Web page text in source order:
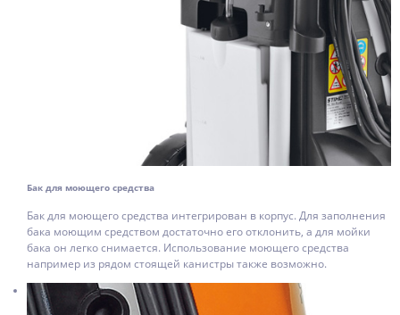
Бак для моющего средства
Бак для моющего средства интегрирован в корпус. Для заполнения
бака моющим средством достаточно его отклонить, а для мойки
бака он легко снимается. Использование моющего средства
например из рядом стоящей канистры также возможно.